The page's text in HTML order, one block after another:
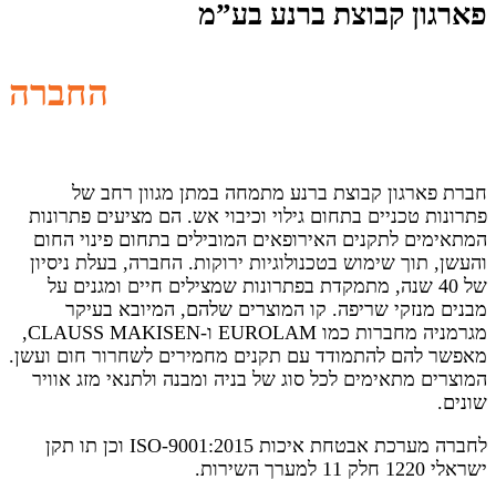
פארגון קבוצת ברנע בע”מ
החברה
חברת פארגון קבוצת ברנע מתמחה במתן מגוון רחב של
פתרונות טכניים בתחום גילוי וכיבוי אש. הם מציעים פתרונות
המתאימים לתקנים האירופאים המובילים בתחום פינוי החום
והעשן, תוך שימוש בטכנולוגיות ירוקות. החברה, בעלת ניסיון
של 40 שנה, מתמקדת בפתרונות שמצילים חיים ומגנים על
מבנים מנזקי שריפה. קו המוצרים שלהם, המיובא בעיקר
מגרמניה מחברות כמו EUROLAM ו-CLAUSS MAKISEN,
מאפשר להם להתמודד עם תקנים מחמירים לשחרור חום ועשן.
המוצרים מתאימים לכל סוג של בניה ומבנה ולתנאי מזג אוויר
שונים.
לחברה מערכת אבטחת איכות ISO-9001:2015 וכן תו תקן
ישראלי 1220 חלק 11 למערך השירות.